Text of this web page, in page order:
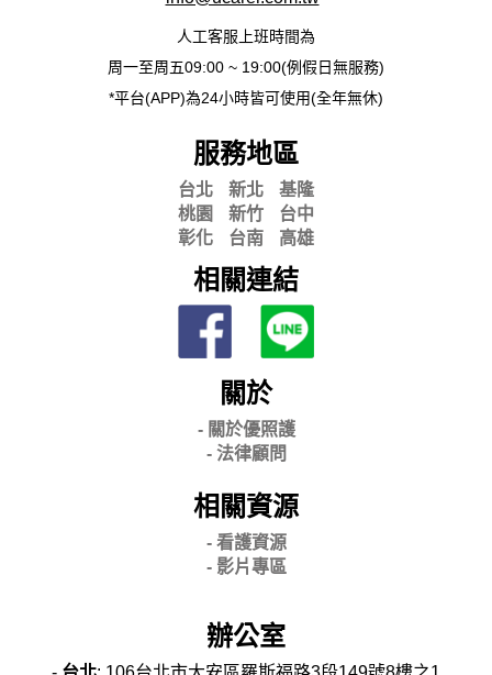
人工客服上班時間為
周一至周五09:00 ~ 19:00(例假日無服務)
*平台(APP)為24小時皆可使用(全年無休)
服務地區
台北 新北
基隆
桃園
新竹
台中
彰化
台南 高雄
相關連結
關於
- 關於優照護
- 法律顧問
相關資源
- 看護資源
- 影片專區
辦公室